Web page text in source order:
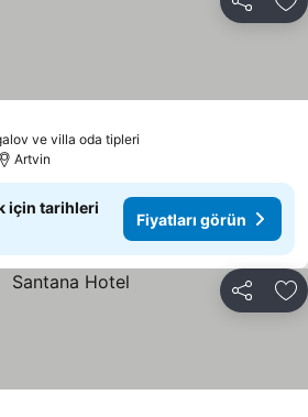
Paylaş
ve villa oda tipleri
Artvin
için tarihleri
Fiyatları görün
Paylaş